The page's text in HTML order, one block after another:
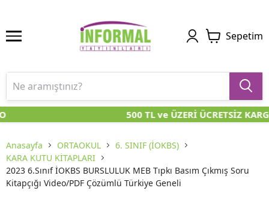
Sepetim
500 TL ve ÜZERİ ÜCRETSİZ
Anasayfa ORTAOKUL
6. SINIF (İOKBS)
KARA KUTU KİTAPLARI
2023 6.Sınıf İOKBS BURSLULUK MEB Tıpkı Basım Çıkmış Soru
Kitapçığı Video/PDF Çözümlü Türkiye Geneli